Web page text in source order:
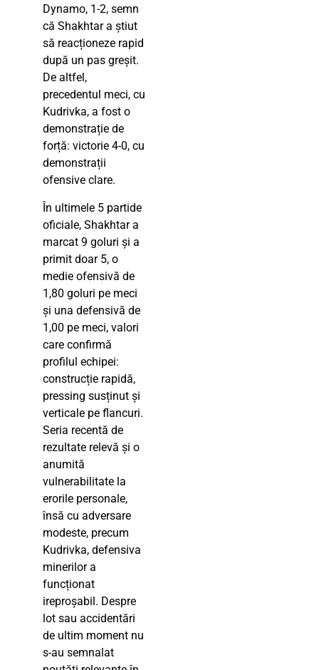
Dynamo, 1-2, semn
că Shakhtar a știut
să reacționeze rapid
după un pas greșit.
De altfel,
precedentul meci, cu
Kudrivka, a fost o
demonstrație de
forță: victorie 4-0, cu
demonstrații
ofensive clare.
În ultimele 5 partide
oficiale, Shakhtar a
marcat 9 goluri și a
primit doar 5, o
medie ofensivă de
1,80 goluri pe meci
și una defensivă de
1,00 pe meci, valori
care confirmă
profilul echipei:
construcție rapidă,
pressing susținut și
verticale pe flancuri.
Seria recentă de
rezultate relevă și o
anumită
vulnerabilitate la
erorile personale,
însă cu adversare
modeste, precum
Kudrivka, defensiva
minerilor a
funcționat
ireproșabil. Despre
lot sau accidentări
de ultim moment nu
s-au semnalat